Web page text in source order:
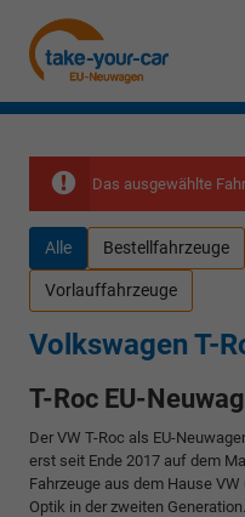
Das ausgewählte
Alle Bestellfahrzeuge
Vorlauffahrzeuge
Volkswagen T-
T-Roc EU-
Der VW T-Roc als EU-
erst seit Ende 2017 auf dem
Fahrzeuge aus dem Hause
Optik in der zweiten Generation.